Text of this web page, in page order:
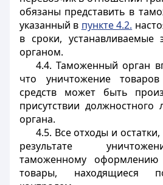
обязаны представить в
указанный в пункте 4.2.
в сроки,
органом.
4.4. Таможенный орган
что уничтожение
средств может быть
присутствии должностного
органа.
4.5. Все отходы и
результате
таможенному оформлению
товары, находящиеся